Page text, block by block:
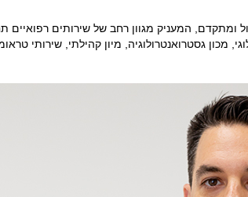
ומתקדם, המעניק מגוון רחב של שירותים רפואיים
מכון גסטרואנטרולוגיה, מיון קהילתי, שירותי